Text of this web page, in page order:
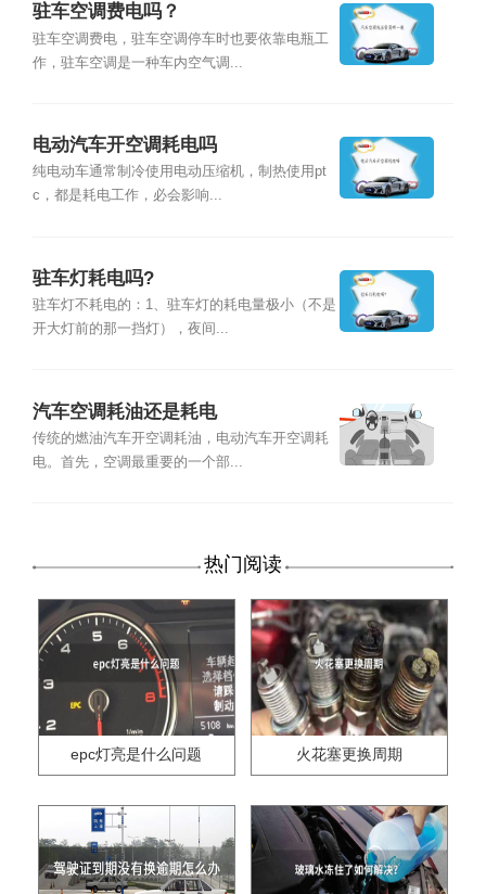
驻车空调费电吗？
驻车空调费电，驻车空调停车时也要依靠电瓶工
作，驻车空调是一种车内空气调...
电动汽车开空调耗电吗
纯电动车通常制冷使用电动压缩机，制热使用pt
c，都是耗电工作，必会影响...
驻车灯耗电吗?
驻车灯不耗电的：1、驻车灯的耗电量极小（不是
开大灯前的那一挡灯），夜间...
汽车空调耗油还是耗电
传统的燃油汽车开空调耗油，电动汽车开空调耗
电。首先，空调最重要的一个部...
热门阅读
epc灯亮是什么问题 火花塞更换周期